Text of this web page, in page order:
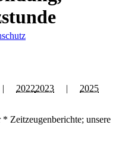
20222023 | 2025
Zeitzeugenberichte; unsere